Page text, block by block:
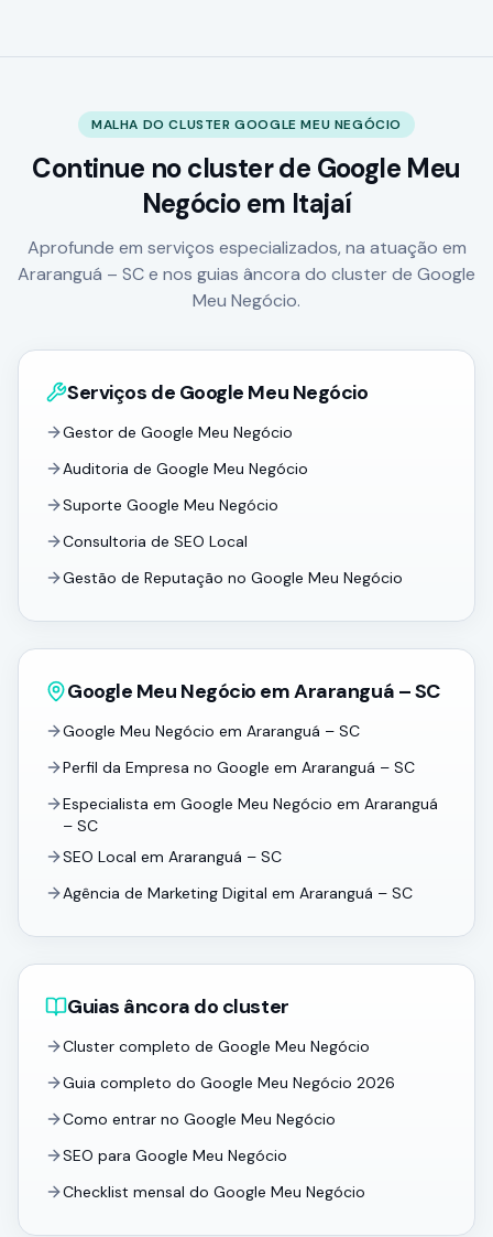
MALHA DO CLUSTER GOOGLE MEU NEGÓCIO
Continue no cluster de Google Meu
Negócioem Itajaí
Aprofunde em serviços especializados, na atuação em
Araranguá – SC e nos guias âncora do cluster de Google
Meu Negócio.
Serviços de Google Meu Negócio
Gestor de Google Meu Negócio
Auditoria de Google Meu Negócio
Suporte Google Meu Negócio
Consultoria de SEO Local
Gestão de Reputação no Google Meu Negócio
Google Meu Negócio em Araranguá – SC
Google Meu Negócio em Araranguá – SC
Perfil da Empresa no Google em Araranguá – SC
Especialista em Google Meu Negócio em Araranguá
– SC
SEO Local em Araranguá – SC
Agência de Marketing Digital em Araranguá – SC
Guias âncora do cluster
Cluster completo de Google Meu Negócio
Guia completo do Google Meu Negócio 2026
Como entrar no Google Meu Negócio
SEO para Google Meu Negócio
Checklist mensal do Google Meu Negócio